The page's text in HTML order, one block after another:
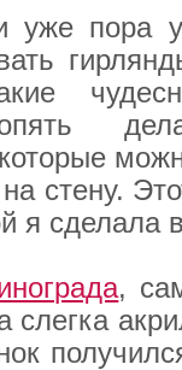
уже пора
стену.
я сделала
,